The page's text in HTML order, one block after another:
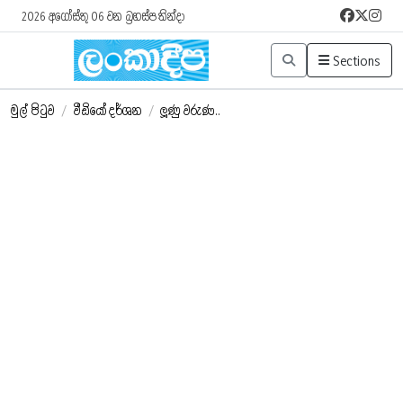
2026 අගෝස්තු 06 වන බ්‍රහස්පතින්දා
Sections
මුල් පිටුව / වීඩියෝ දර්ශන / ලූණු වරුණ..